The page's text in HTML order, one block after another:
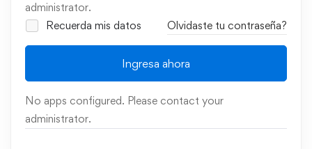
administrator.
Recuerda mis datos
Olvidaste tu contraseña?
Ingresa ahora
No apps configured. Please contact your
administrator.